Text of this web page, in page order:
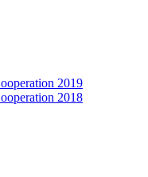
2019
2018